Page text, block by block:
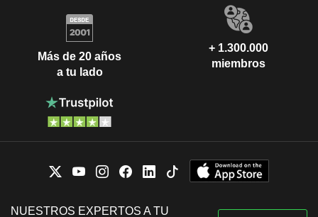
Más de 20 años
a tu lado
+ 1.300.000
miembros
NUESTROS EXPERTOS A TU